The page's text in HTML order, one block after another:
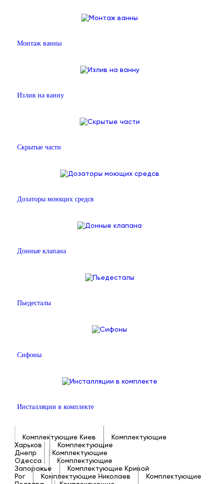
Монтаж ванны
Излив на ванну
Скрытые части
Дозаторы моющих средсв
Донные клапана
Пьедесталы
Сифоны
Инсталляции в комплекте
Комплектующие Киев
Комплектующие
Харьков
Комплектующие
Днепр
Комплектующие
Одесса
Комплектующие
Запорожье
Комплектующие Кривой
Рог
Комплектующие Николаев
Комплектующие